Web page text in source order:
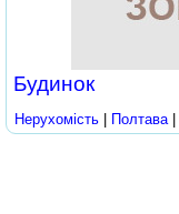
Будинок
Нерухомість Полтава|